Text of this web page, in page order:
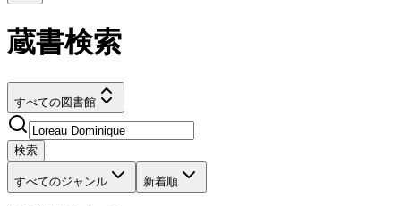
蔵書検索
すべての図書館
検索
すべてのジャンル 新着順